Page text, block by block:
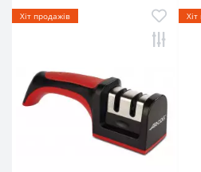
Хіт продажів